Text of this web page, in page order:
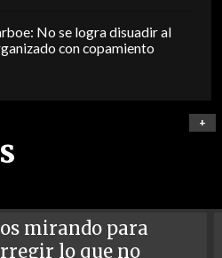
No se logra disuadir al
con copamiento
+
mirando para
lo que no